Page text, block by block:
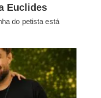
Euclides
do petista está